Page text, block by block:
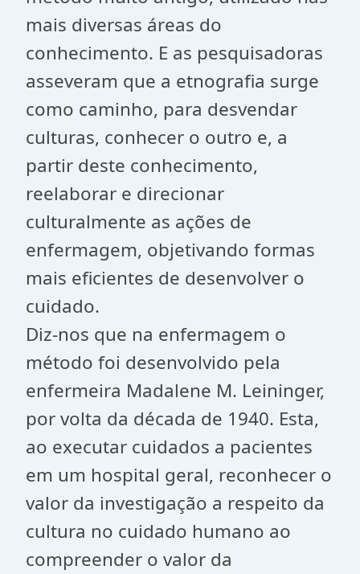
mais diversas áreas do
conhecimento. E as pesquisadoras
asseveram que a etnografia surge
como caminho, para desvendar
culturas, conhecer o outro e, a
partir deste conhecimento,
reelaborar e direcionar
culturalmente as ações de
enfermagem, objetivando formas
mais eficientes de desenvolver o
cuidado.
Diz-nos que na enfermagem o
método foi desenvolvido pela
enfermeira Madalene M. Leininger,
por volta da década de 1940. Esta,
ao executar cuidados a pacientes
em um hospital geral, reconhecer o
valor da investigação a respeito da
cultura no cuidado humano ao
compreender o valor da